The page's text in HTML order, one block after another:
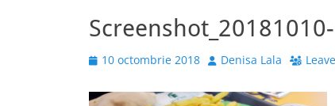
Posted
10 octombrie 2018 Author
Denisa Lala